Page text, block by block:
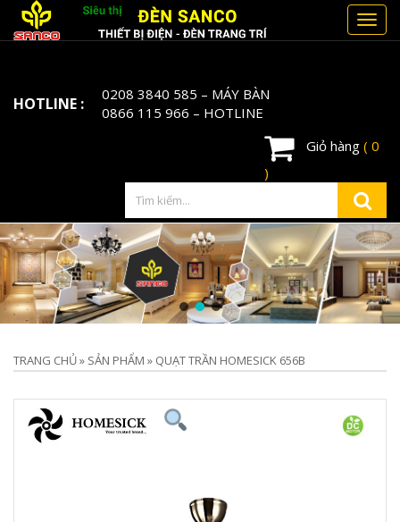
HOTLINE : 0208 3840 585 – MÁY BÀN
0866 115 966 – HOTLINE
Giỏ hàng ( 0
)
TRANG CHỦ» SẢN PHẨM » QUẠT TRẦN HOMESICK 656B